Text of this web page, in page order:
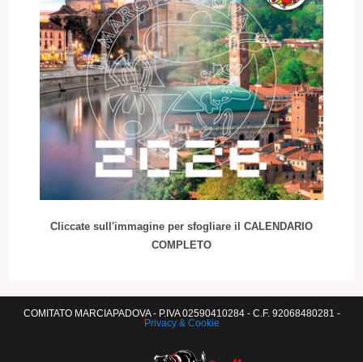
Cliccate sull'immagine per sfogliare il CALENDARIO
COMPLETO
COMITATO MARCIAPADOVA - P.IVA 02590410284 - C.F. 92068480281 -
Privacy & Cookie